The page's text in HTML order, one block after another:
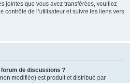
jointes que vous avez transférées, veuillez
contrôle de l’utilisateur et suivre les liens vers
de discussions ?
modifiée) est produit et distribué par